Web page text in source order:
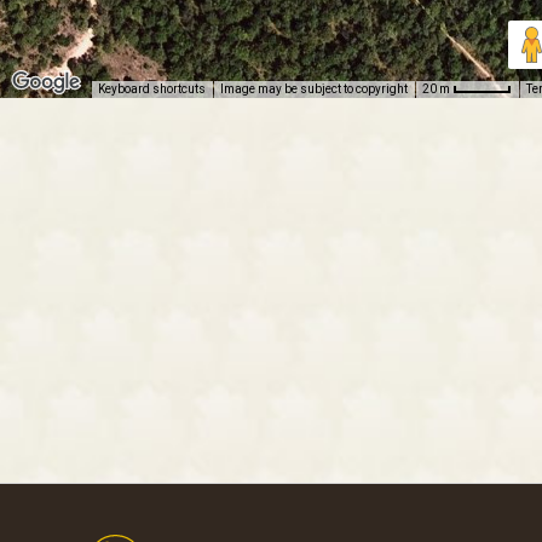
Keyboard shortcuts Image may be subject to copyright 20 m